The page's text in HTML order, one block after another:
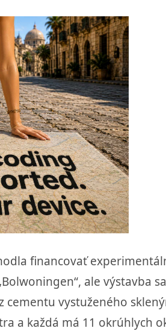
financovať
ale výstavba
cementu vystuženého
a každá má 11 okrúhlych